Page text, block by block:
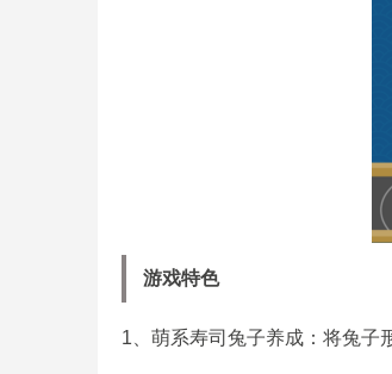
游戏特色
1、萌系寿司兔子养成：将兔子